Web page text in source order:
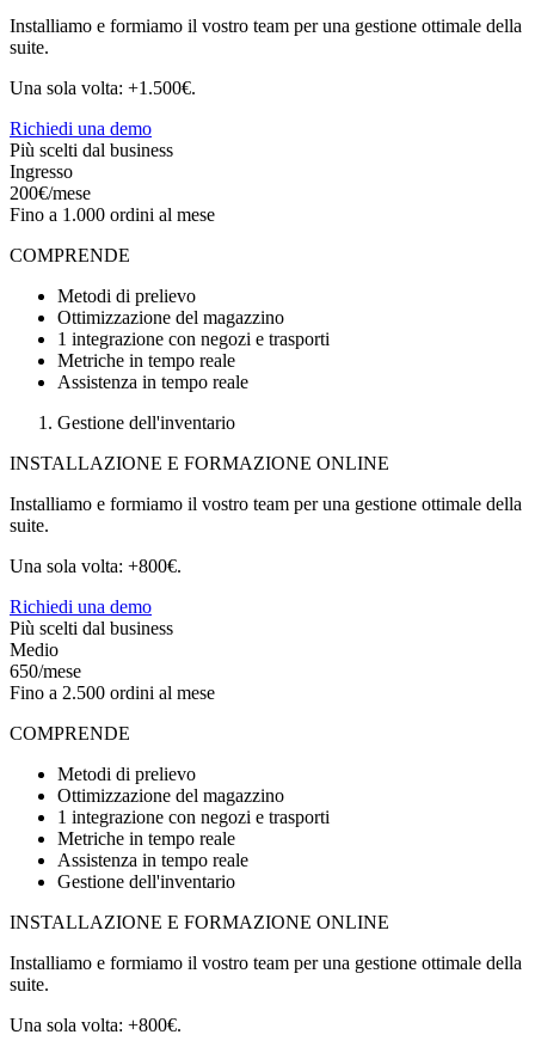
Installiamo e formiamo il vostro team per una gestione ottimale della
suite.
Una sola volta: +1.500€.
Richiedi una demo
Più scelti dal business
Ingresso
200€/mese
Fino a 1.000 ordini al mese
COMPRENDE
Metodi di prelievo
Ottimizzazione del magazzino
1 integrazione con negozi e trasporti
Metriche in tempo reale
Assistenza in tempo reale
Gestione dell'inventario
INSTALLAZIONE E FORMAZIONE ONLINE
Installiamo e formiamo il vostro team per una gestione ottimale della
suite.
Una sola volta: +800€.
Richiedi una demo
Più scelti dal business
Medio
650/mese
Fino a 2.500 ordini al mese
COMPRENDE
Metodi di prelievo
Ottimizzazione del magazzino
1 integrazione con negozi e trasporti
Metriche in tempo reale
Assistenza in tempo reale
Gestione dell'inventario
INSTALLAZIONE E FORMAZIONE ONLINE
Installiamo e formiamo il vostro team per una gestione ottimale della
suite.
Una sola volta: +800€.